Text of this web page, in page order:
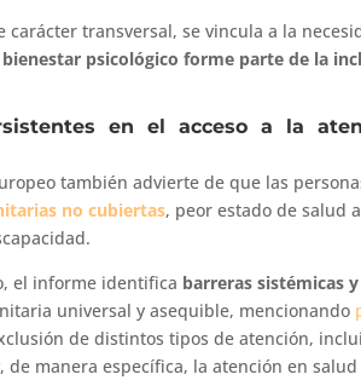
carácter transversal, se vincula a la
psicológico forme parte de la
en el acceso a la
también advierte de que las
no cubiertas, peor estado de salud
el informe identifica barreras sistémicas
universal y asequible, mencionando
de distintos tipos de atención,
de manera específica, la atención en